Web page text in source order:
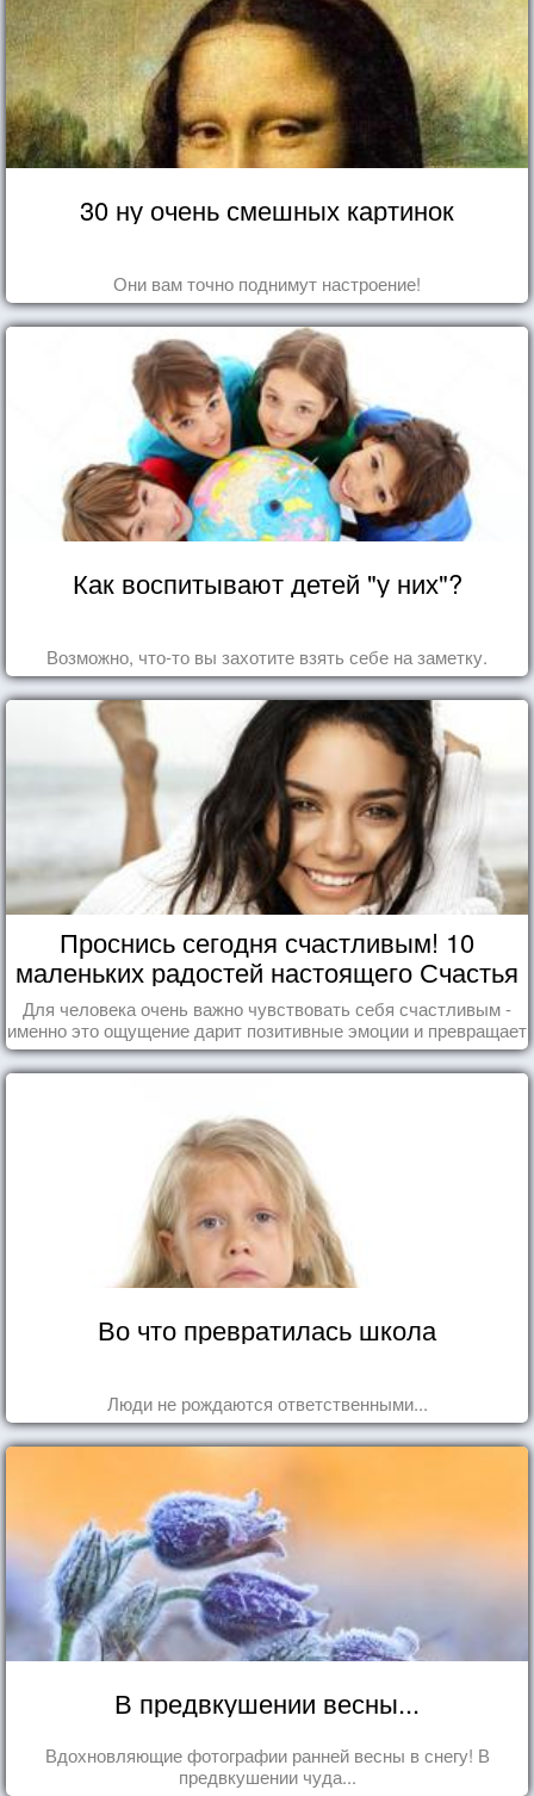
30 ну очень смешных картинок
Они вам точно поднимут настроение!
Как воспитывают детей "у них"?
Возможно, что-то вы захотите взять себе на заметку.
Проснись сегодня счастливым! 10
маленьких радостей настоящего Счастья
Для человека очень важно чувствовать себя счастливым -
именно это ощущение дарит позитивные эмоции и превращает
каждый день в маленький праздник.
Во что превратилась школа
Люди не рождаются ответственными...
В предвкушении весны...
Вдохновляющие фотографии ранней весны в снегу! В
предвкушении чуда...